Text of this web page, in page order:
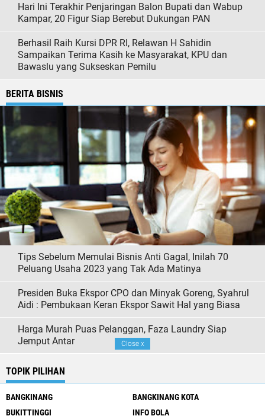
Hari Ini Terakhir Penjaringan Balon Bupati dan Wabup
Kampar, 20 Figur Siap Berebut Dukungan PAN
Berhasil Raih Kursi DPR RI, Relawan H Sahidin
Sampaikan Terima Kasih ke Masyarakat, KPU dan
Bawaslu yang Sukseskan Pemilu
BERITA BISNIS
Tips Sebelum Memulai Bisnis Anti Gagal, Inilah 70
Peluang Usaha 2023 yang Tak Ada Matinya
Presiden Buka Ekspor CPO dan Minyak Goreng, Syahrul
Aidi : Pembukaan Keran Ekspor Sawit Hal yang Biasa
Harga Murah Puas Pelanggan, Faza Laundry Siap
Jemput Antar
TOPIK PILIHAN
BANGKINANG
BANGKINANG KOTA
BUKITTINGGI
INFO BOLA
Close x